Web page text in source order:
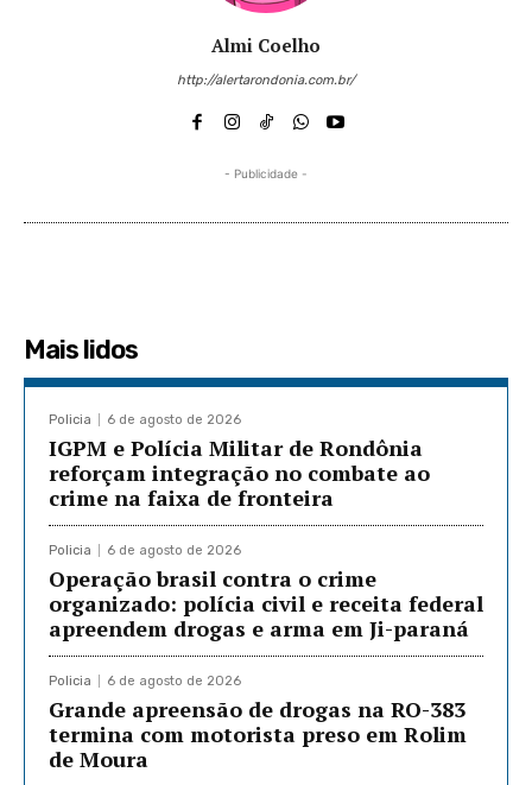
Almi Coelho
http://alertarondonia.com.br/
- Publicidade -
Mais lidos
Policia 6 de agosto de 2026
IGPM e Polícia Militar de Rondônia
reforçam integração no combate ao
crime na faixa de fronteira
Policia 6 de agosto de 2026
Operação brasil contra o crime
organizado: polícia civil e receita federal
apreendem drogas e arma em Ji-paraná
Policia 6 de agosto de 2026
Grande apreensão de drogas na RO-383
termina com motorista preso em Rolim
de Moura